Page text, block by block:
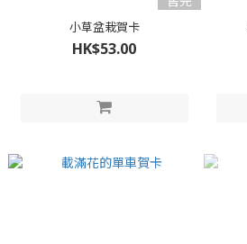
小草盆栽賀卡
HK$53.00